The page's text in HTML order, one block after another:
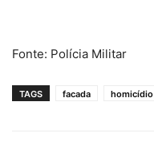
Fonte: Polícia Militar
TAGS facada homicídio